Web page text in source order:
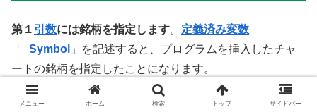
第１ 引数には銘柄を指定します。 定義済み変数
「
_Symbol 」を記述すると、プログラムを挿入したチャ
ートの銘柄を指定したことになります。
第2引数には取引銘柄を指定する
メニュー ホーム 検索 トップ サイドバー